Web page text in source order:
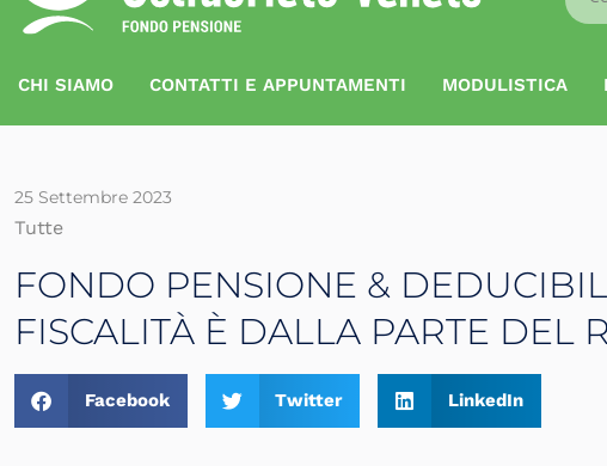
...
CHI SIAMO CONTATTI E APPUNTAMENTI MODULISTICA
25 Settembre 2023
Tutte
FONDO PENSIONE &
FISCALITÀ È DALLA PARTE DEL
Facebook Twitter LinkedIn